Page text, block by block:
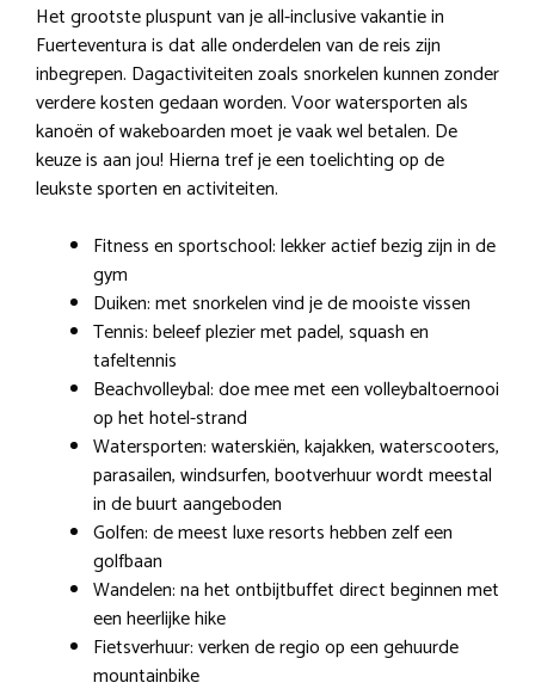
Het grootste pluspunt van je all-inclusive vakantie in
Fuerteventura is dat alle onderdelen van de reis zijn
inbegrepen. Dagactiviteiten zoals snorkelen kunnen zonder
verdere kosten gedaan worden. Voor watersporten als
kanoën of wakeboarden moet je vaak wel betalen. De
keuze is aan jou! Hierna tref je een toelichting op de
leukste sporten en activiteiten.
Fitness en sportschool: lekker actief bezig zijn in de
gym
Duiken: met snorkelen vind je de mooiste vissen
Tennis: beleef plezier met padel, squash en
tafeltennis
Beachvolleybal: doe mee met een volleybaltoernooi
op het hotel-strand
Watersporten: waterskiën, kajakken, waterscooters,
parasailen, windsurfen, bootverhuur wordt meestal
in de buurt aangeboden
Golfen: de meest luxe resorts hebben zelf een
golfbaan
Wandelen: na het ontbijtbuffet direct beginnen met
een heerlijke hike
Fietsverhuur: verken de regio op een gehuurde
mountainbike